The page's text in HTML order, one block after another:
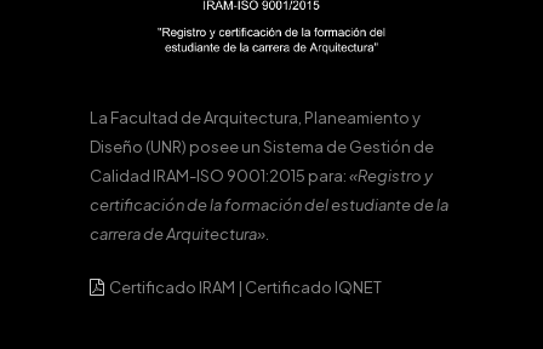
La Facultad de Arquitectura, Planeamiento y
Diseño (UNR) posee un Sistema de Gestión de
Calidad IRAM-ISO 9001:2015 para:«Registro y
certificación de la formación del estudiante de la
carrera de Arquitectura».
Certificado IRAM | Certificado IQNET